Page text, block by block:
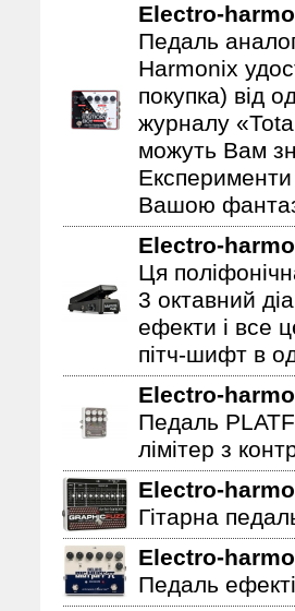
Electro-
Педаль
Harmonix
покупка) від
журналу
можуть Вам
Вашою
Electro-
Ця
3 октавний
ефекти і все
пітч-шифт в
Electro-
Педаль
лімітер з
Electro-
Гітарна
Electro-
Педаль